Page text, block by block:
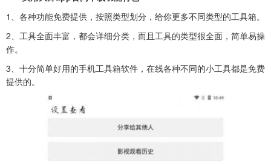
1、各种功能免费提供，按照类型划分，给你更多不同类型的工具箱。
2、工具全面丰富，都会详细分类，而且工具的类型很全面，简单易操
作。
3、十分简单好用的手机工具箱软件，在线各种不同的小工具都是免费
提供的。